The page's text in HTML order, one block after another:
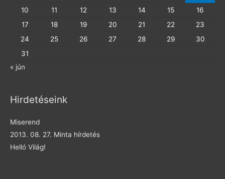
10
11 12 13 14 15
16
17
18 19 20 21 22
23
24
25 26 27 28 29
30
31
« jún
Hirdetéseink
Miserend
2013. 08. 27. Minta hírdetés
Helló Világ!